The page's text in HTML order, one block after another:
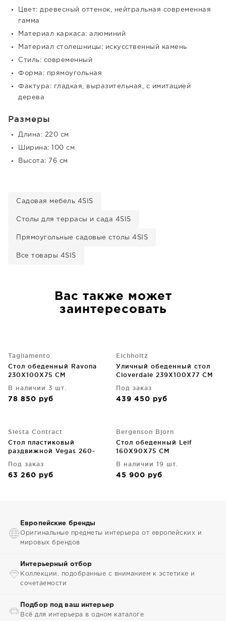
Цвет: древесный оттенок, нейтральная современная
гамма
Материал каркаса: алюминий
Материал столешницы: искусственный камень
Стиль: современный
Форма: прямоугольная
Фактура: гладкая, выразительная, с имитацией
дерева
Размеры
Длина: 220 см
Ширина: 100 см
Высота: 76 см
Садовая мебель 4SIS
Столы для террасы и сада 4SIS
Прямоугольные садовые столы 4SIS
Все товары 4SIS
Вас также может
заинтересовать
Tagliamento
Стол обеденный Ravona
230X100X75 CM
В наличии 3 шт.
78 850 руб
Eichholtz
Уличный обеденный стол
Cloverdale 239X100X77 CM
Под заказ
439 450 руб
Siesta Contract
Стол пластиковый
раздвижной Vegas 260-
Под заказ
63 260 руб
Bergenson Bjorn
Стол обеденный Leif
160X90X75 CM
В наличии 19 шт.
45 900 руб
Европейские бренды
Оригинальные предметы интерьера от европейских и
мировых брендов
Интерьерный отбор
Коллекции, подобранные с вниманием к эстетике и
сочетаемости
Подбор под ваш интерьер
Всё для интерьера в одном каталоге